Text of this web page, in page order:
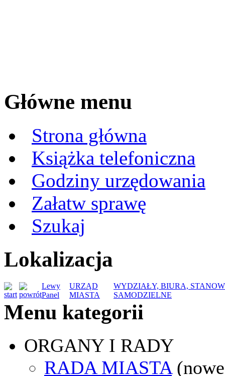
Główne menu
Strona główna
Książka telefoniczna
Godziny urzędowania
Załatw sprawę
Szukaj
Lokalizacja
Lewy
Panel
URZĄD
MIASTA
WYDZIAŁY, BIURA,
SAMODZIELNE
Menu kategorii
ORGANY I RADY
RADA MIASTA (nowe